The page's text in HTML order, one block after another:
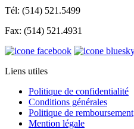
Tél: (514) 521.5499
Fax: (514) 521.4931
Liens utiles
Politique de confidentialité
Conditions générales
Politique de remboursement
Mention légale